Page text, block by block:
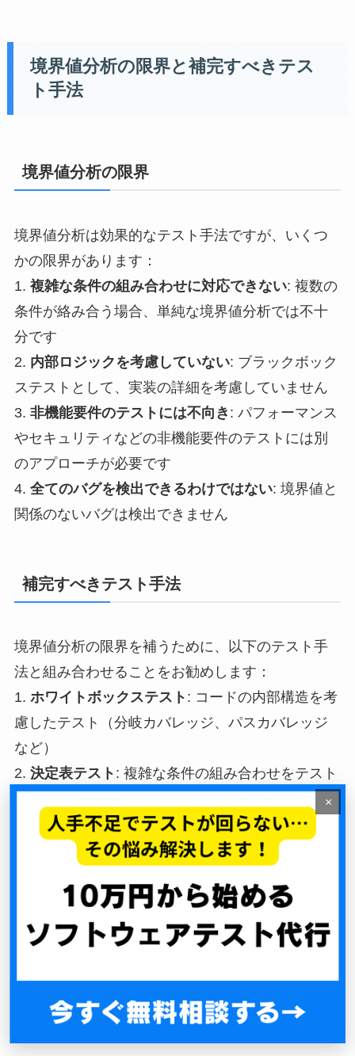
境界値分析の限界と補完すべきテス
ト手法
境界値分析の限界
境界値分析は効果的なテスト手法ですが、いくつ
かの限界があります：
1. 複雑な条件の組み合わせに対応できない: 複数の
条件が絡み合う場合、単純な境界値分析では不十
分です
2. 内部ロジックを考慮していない: ブラックボック
ステストとして、実装の詳細を考慮していません
3. 非機能要件のテストには不向き : パフォーマンス
やセキュリティなどの非機能要件のテストには別
のアプローチが必要です
4. 全てのバグを検出できるわけではない: 境界値と
関係のないバグは検出できません
補完すべきテスト手法
境界値分析の限界を補うために、以下のテスト手
法と組み合わせることをお勧めします：
1. ホワイトボックステスト : コードの内部構造を考
慮したテスト（分岐カバレッジ、パスカバレッジ
など）
2. 決定表テスト : 複雑な条件の組み合わせをテスト
状態遷移テスト: システムの状態変化をテストす
率的にテストする手法
5.探索的テスト: テスターの知識と直感を活かした
自由度の高いテスト
自動化テストへの境界値分析の組み込み方
×